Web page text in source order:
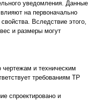
уведомления. Данные
на первоначально
Вследствие этого,
и размеры могут
чертежам и техническим
требованиям ТР
спроектировано и